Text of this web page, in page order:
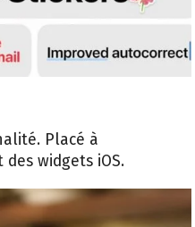
Placé à
widgets iOS.